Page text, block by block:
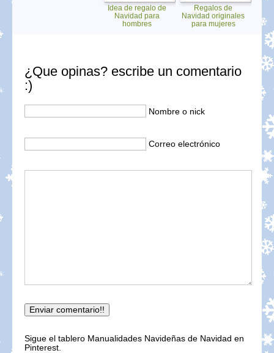
Idea de regalo de
Navidad para
hombres
Regalos de
Navidad originales
para mujeres
¿Que opinas? escribe un comentario
:)
Nombre o nick
Correo electrónico
Sigue el tablero Manualidades Navideñas de Navidad en
Pinterest.